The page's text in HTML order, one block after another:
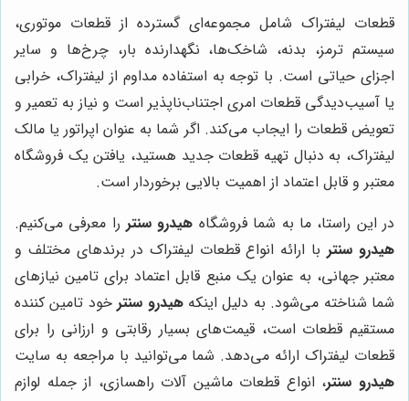
قطعات لیفتراک شامل مجموعه‌ای گسترده از قطعات موتوری،
سیستم ترمز، بدنه، شاخک‌ها، نگهدارنده بار، چرخ‌ها و سایر
اجزای حیاتی است. با توجه به استفاده مداوم از لیفتراک، خرابی
یا آسیب‌دیدگی قطعات امری اجتناب‌ناپذیر است و نیاز به تعمیر و
تعویض قطعات را ایجاب می‌کند. اگر شما به عنوان اپراتور یا مالک
لیفتراک، به دنبال تهیه قطعات جدید هستید، یافتن یک فروشگاه
معتبر و قابل اعتماد از اهمیت بالایی برخوردار است.
در این راستا، ما به شما فروشگاه هیدرو سنتر را معرفی می‌کنیم.
هیدرو سنتر با ارائه انواع قطعات لیفتراک در برندهای مختلف و
معتبر جهانی، به عنوان یک منبع قابل اعتماد برای تامین نیازهای
شما شناخته می‌شود. به دلیل اینکههیدرو سنتر خود تامین کننده
مستقیم قطعات است، قیمت‌های بسیار رقابتی و ارزانی را برای
قطعات لیفتراک ارائه می‌دهد. شما می‌توانید با مراجعه به سایت
هیدرو سنتر، انواع قطعات ماشین آلات راهسازی، از جمله لوازم